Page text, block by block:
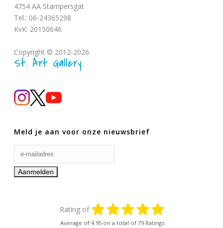
4754 AA Stampersgat
Tel.: 06-24365298
KvK: 20150646
Copyright © 2012-2026
St. Art Gallery
Meld je aan voor onze nieuwsbrief
Rating of
Average of 4.95 on a total of 79 Ratings